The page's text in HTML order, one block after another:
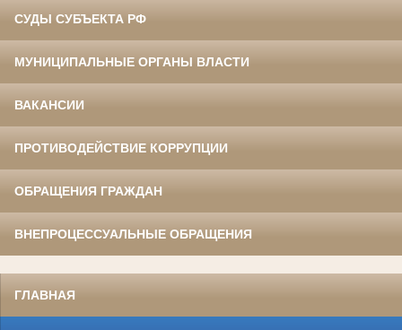
СУДЫ СУБЪЕКТА РФ
МУНИЦИПАЛЬНЫЕ ОРГАНЫ ВЛАСТИ
ВАКАНСИИ
ПРОТИВОДЕЙСТВИЕ КОРРУПЦИИ
ОБРАЩЕНИЯ ГРАЖДАН
ВНЕПРОЦЕССУАЛЬНЫЕ ОБРАЩЕНИЯ
ГЛАВНАЯ